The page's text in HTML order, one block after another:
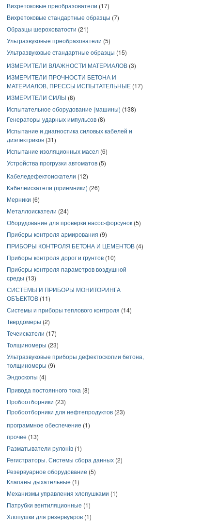
Вихретоковые преобразователи (17)
Вихретоковые стандартные образцы (7)
Образцы шероховатости (21)
Ультразвуковые преобразователи (5)
Ультразвуковые стандартные образцы (15)
ИЗМЕРИТЕЛИ ВЛАЖНОСТИ МАТЕРИАЛОВ (3)
ИЗМЕРИТЕЛИ ПРОЧНОСТИ БЕТОНА И
МАТЕРИАЛОВ, ПРЕССЫ ИСПЫТАТЕЛЬНЫЕ (17)
ИЗМЕРИТЕЛИ СИЛЫ (8)
Испытательное оборудование (машины) (138)
Генераторы ударных импульсов (8)
Испытание и диагностика силовых кабелей и
диэлектриков (31)
Испытание изоляционных масел (6)
Устройства прогрузки автоматов (5)
Кабеледефектоискатели (12)
Кабелеискатели (приемники) (26)
Мерники (6)
Металлоискатели (24)
Оборудование для проверки насос-форсунок (5)
Приборы контроля армирования (9)
ПРИБОРЫ КОНТРОЛЯ БЕТОНА И ЦЕМЕНТОВ (4)
Приборы контроля дорог и грунтов (10)
Приборы контроля параметров воздушной
среды (13)
СИСТЕМЫ И ПРИБОРЫ МОНИТОРИНГА
ОБЪЕКТОВ (11)
Системы и приборы теплового контроля (14)
Твердомеры (2)
Течеискатели (17)
Толщиномеры (23)
Ультразвуковые приборы дефектоскопии бетона,
толщиномеры (9)
Эндоскопы (4)
Привода постоянного тока (8)
Пробоотборники (23)
Пробоотборники для нефтепродуктов (23)
программное обеспечение (1)
прочее (13)
Разматыватели рулонів (1)
Регистраторы. Системы сбора данных (2)
Резервуарное оборудование (5)
Клапаны дыхательные (1)
Механизмы управления хлопушками (1)
Патрубки вентиляционные (1)
Хлопушки для резервуаров (1)